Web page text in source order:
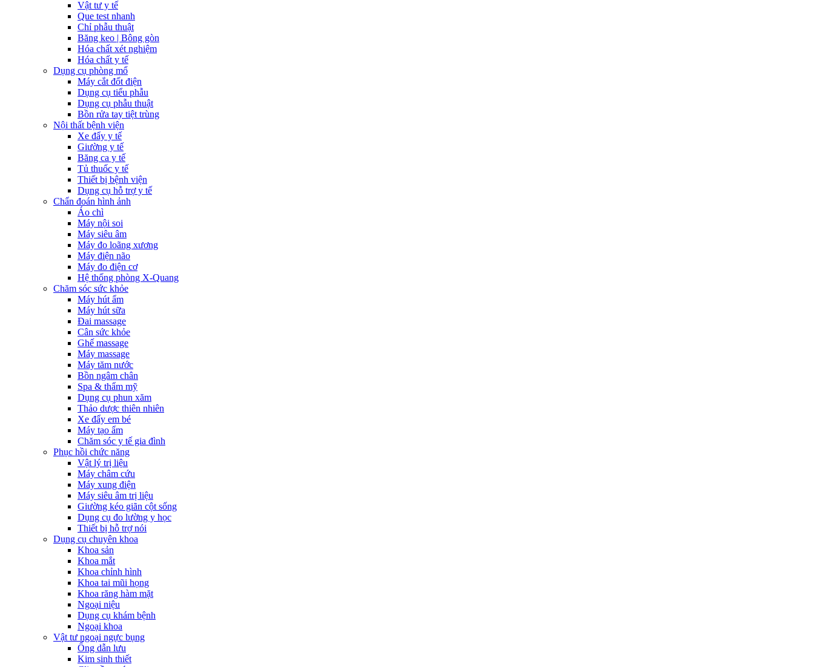
Vật tư y tế
Que test nhanh
Chỉ phẫu thuật
Băng keo | Bông gòn
Hóa chất xét nghiệm
Hóa chất y tế
Dụng cụ phòng mổ
Máy cắt đốt điện
Dụng cụ tiểu phẫu
Dụng cụ phẫu thuật
Bồn rửa tay tiệt trùng
Nội thất bệnh viện
Xe đẩy y tế
Giường y tế
Băng ca y tế
Tủ thuốc y tế
Thiết bị bệnh viện
Dụng cụ hỗ trợ y tế
Chẩn đoán hình ảnh
Áo chì
Máy nội soi
Máy siêu âm
Máy đo loãng xương
Máy điện não
Máy đo điện cơ
Hệ thống phòng X-Quang
Chăm sóc sức khỏe
Máy hút ẩm
Máy hút sữa
Đai massage
Cân sức khỏe
Ghế massage
Máy massage
Máy tăm nước
Bồn ngâm chân
Spa & thẩm mỹ
Dụng cụ phun xăm
Thảo dược thiên nhiên
Xe đẩy em bé
Máy tạo ẩm
Chăm sóc y tế gia đình
Phục hồi chức năng
Vật lý trị liệu
Máy châm cứu
Máy xung điện
Máy siêu âm trị liệu
Giường kéo giãn cột sống
Dụng cụ đo lường y học
Thiết bị hỗ trợ nói
Dụng cụ chuyên khoa
Khoa sản
Khoa mắt
Khoa chỉnh hình
Khoa tai mũi họng
Khoa răng hàm mặt
Ngoại niệu
Dụng cụ khám bệnh
Ngoại khoa
Vật tư ngoại ngực bụng
Ống dẫn lưu
Kim sinh thiết